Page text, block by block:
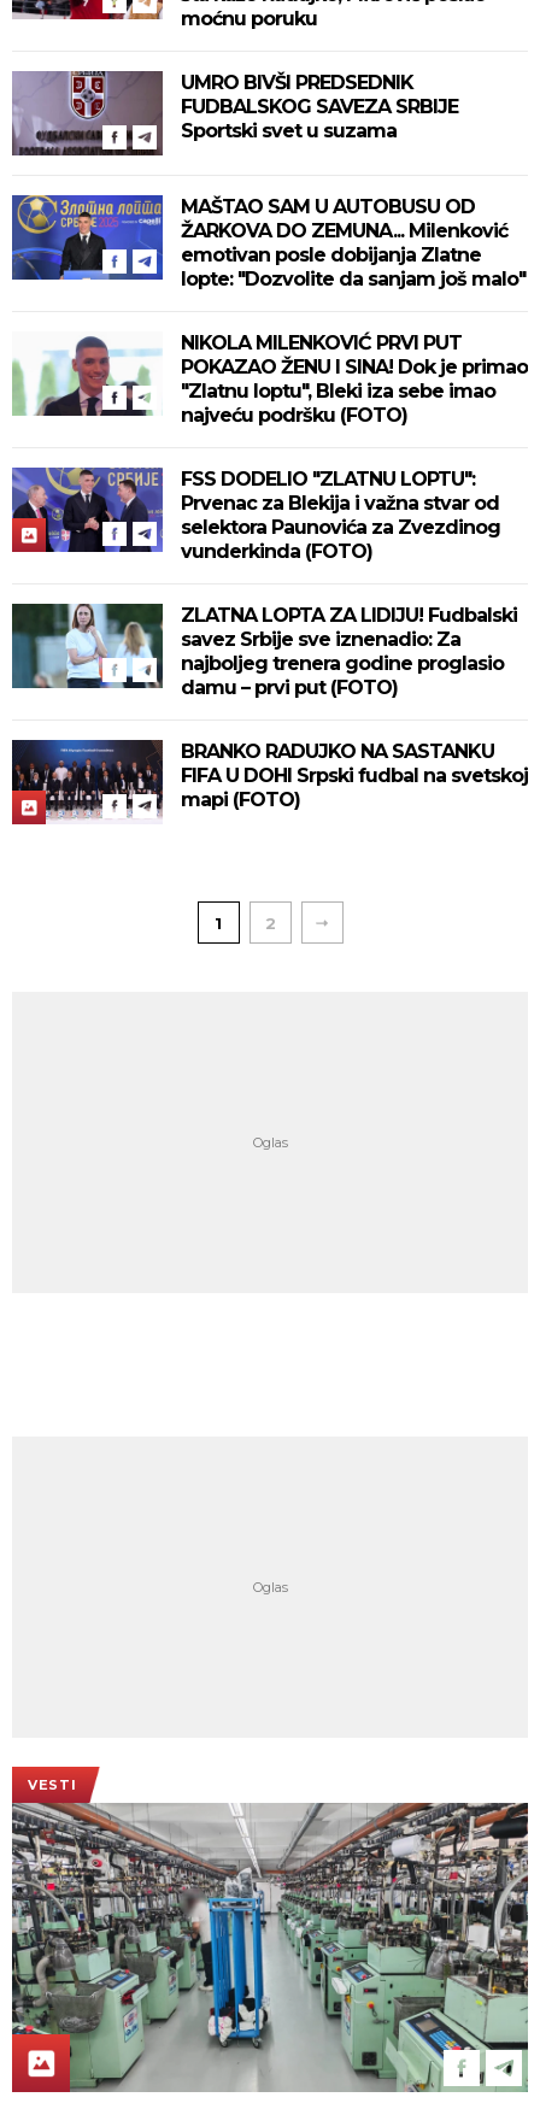
moćnu poruku
UMRO BIVŠI PREDSEDNIK
FUDBALSKOG SAVEZA SRBIJE
Sportski svet u suzama
MAŠTAO SAM U AUTOBUSU OD
ŽARKOVA DO ZEMUNA... Milenković
emotivan posle dobijanja Zlatne
lopte: "Dozvolite da sanjam još malo"
NIKOLA MILENKOVIĆ PRVI PUT
POKAZAO ŽENU I SINA! Dok je primao
"Zlatnu loptu", Bleki iza sebe imao
najveću podršku (FOTO)
FSS DODELIO "ZLATNU LOPTU":
Prvenac za Blekija i važna stvar od
selektora Paunovića za Zvezdinog
vunderkinda (FOTO)
ZLATNA LOPTA ZA LIDIJU! Fudbalski
savez Srbije sve iznenadio: Za
najboljeg trenera godine proglasio
damu – prvi put (FOTO)
BRANKO RADUJKO NA SASTANKU
FIFA U DOHI Srpski fudbal na svetskoj
mapi (FOTO)
1 2
VESTI